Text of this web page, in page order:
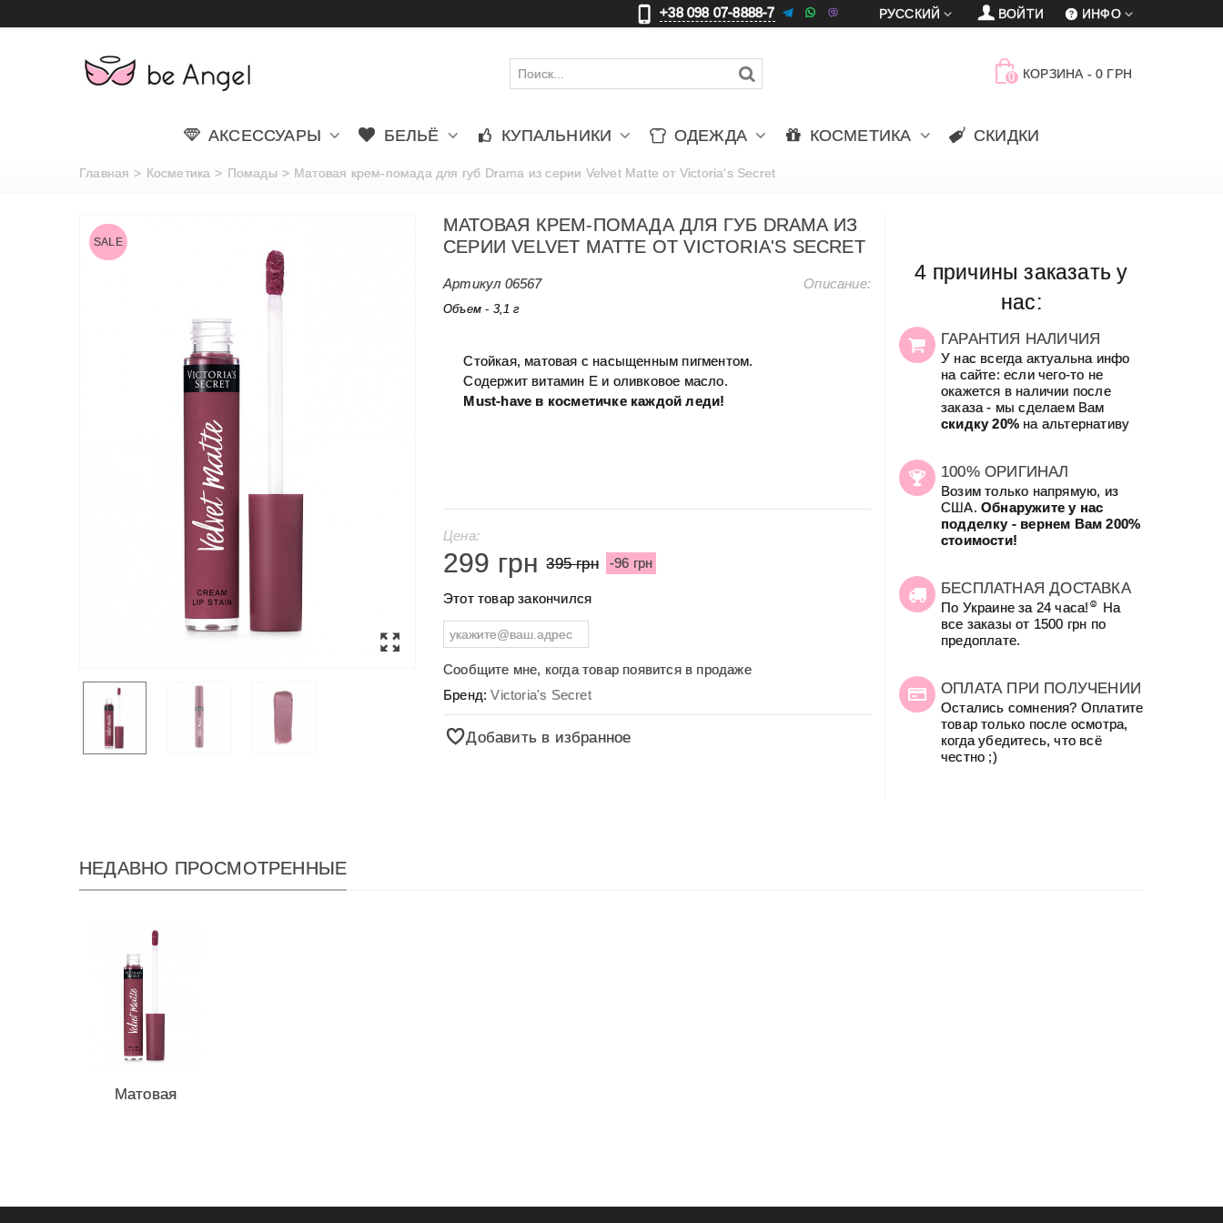
+38 098 07-8888-7 更 車 賈 ИНФО
ВОЙТИ
РУССКИЙ
0 КОРЗИНА - 0 ГРН
АКСЕССУАРЫ БЕЛЬЁ КУПАЛЬНИКИ ОДЕЖДА КОСМЕТИКА СКИДКИ
Главная > Косметика > Помады > Матовая крем-помада для губ Drama из серии Velvet Matte от Victoria's Secret
SALE
МАТОВАЯ КРЕМ-ПОМАДА ДЛЯ ГУБ DRAMA ИЗ
СЕРИИ VELVET MATTE ОТ VICTORIA'S SECRET
Артикул 06567 Описание:
Объем - 3,1 г
Стойкая, матовая с насыщенным пигментом.
Содержит витамин Е и оливковое масло.
Must-have в косметичке каждой леди!
Цена:
299 грн 395 грн -96 грн
Этот товар закончился
Сообщите мне, когда товар появится в продаже
Бренд:Victoria's Secret
Добавить в избранное
4 причины заказать у
нас:
ГАРАНТИЯ НАЛИЧИЯ
У нас всегда актуальна инфо
на сайте: если чего-то не
окажется в наличии после
заказа - мы сделаем Вам
скидку 20%на альтернативу
100% ОРИГИНАЛ
Возим только напрямую, из
США. Обнаружите у нас
подделку - вернем Вам 200%
стоимости!
БЕСПЛАТНАЯ ДОСТАВКА
По Украине за 24 часа! ☺
На
все заказы от 1500 грн по
предоплате.
ОПЛАТА ПРИ ПОЛУЧЕНИИ
Остались сомнения? Оплатите
товар только после осмотра,
когда убедитесь, что всё
честно ;)
НЕДАВНО ПРОСМОТРЕННЫЕ
Матовая